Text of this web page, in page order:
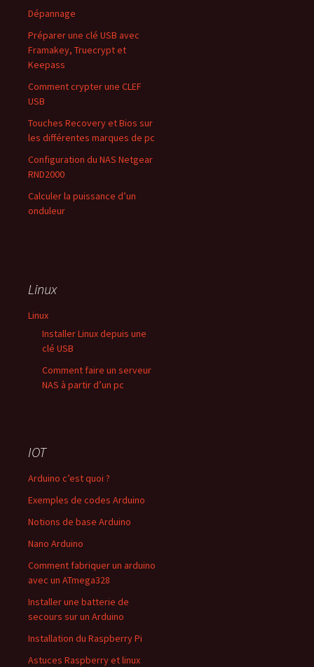
Dépannage
Préparer une clé USB avec
Framakey, Truecrypt et
Keepass
Comment crypter une CLEF
USB
Touches Recovery et Bios sur
les différentes marques de pc
Configuration du NAS Netgear
RND2000
Calculer la puissance d’un
onduleur
Linux
Linux
Installer Linux depuis une
clé USB
Comment faire un serveur
NAS à partir d’un pc
IOT
Arduino c’est quoi ?
Exemples de codes Arduino
Notions de base Arduino
Nano Arduino
Comment fabriquer un arduino
avec un ATmega328
Installer une batterie de
secours sur un Arduino
Installation du Raspberry Pi
Astuces Raspberry et linux